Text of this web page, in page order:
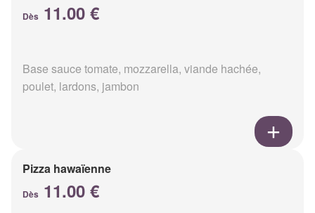
Dès 11.00 €
Base sauce tomate, mozzarella, viande hachée,
poulet, lardons, jambon
Pizza hawaïenne
Dès 11.00 €